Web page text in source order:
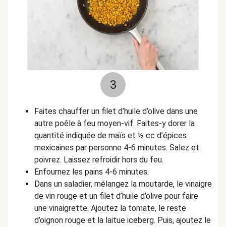
3
Faites chauffer un filet d’huile d’olive dans une
autre poêle à feu moyen-vif. Faites-y dorer la
quantité indiquée de maïs et ½ cc d’épices
mexicaines par personne 4-6 minutes. Salez et
poivrez. Laissez refroidir hors du feu.
Enfournez les pains 4-6 minutes.
Dans un saladier, mélangez la moutarde, le vinaigre
de vin rouge et un filet d’huile d’olive pour faire
une vinaigrette. Ajoutez la tomate, le reste
d’oignon rouge et la laitue iceberg. Puis, ajoutez le